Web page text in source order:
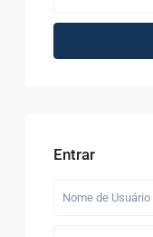
Entrar